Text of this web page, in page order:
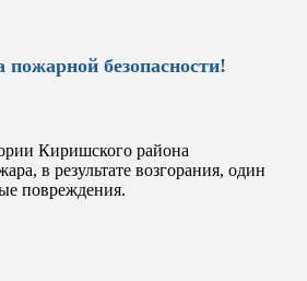
безопасности!
Киришского района
в результате возгорания, один
повреждения.